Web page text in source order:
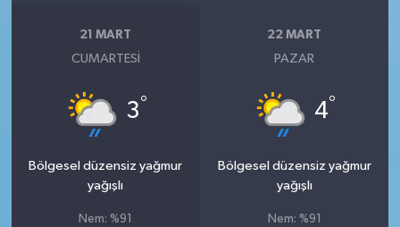
21 MART
CUMARTESI
3°
Bölgesel düzensiz yağmur
yağışlı
Nem: %91
22 MART
PAZAR
4°
Bölgesel düzensiz yağmur
yağışlı
Nem: %91